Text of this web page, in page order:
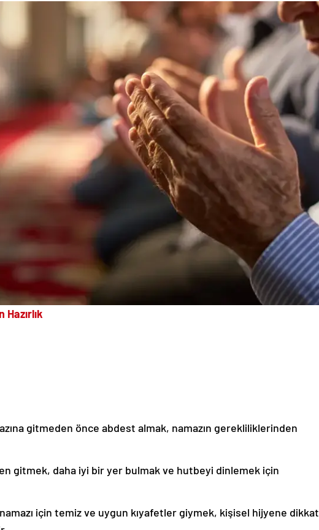
Hazırlık
gitmeden önce abdest almak, namazın gerekliliklerinden
gitmek, daha iyi bir yer bulmak ve hutbeyi dinlemek için
için temiz ve uygun kıyafetler giymek, kişisel hijyene dikkat